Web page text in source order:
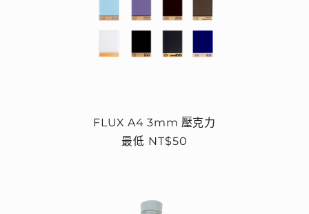
FLUX A4 3mm 壓克力
定
最低 NT$50